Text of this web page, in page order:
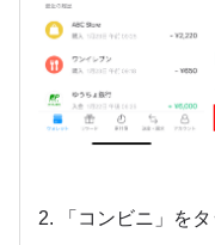
2. 「コンビニ」を